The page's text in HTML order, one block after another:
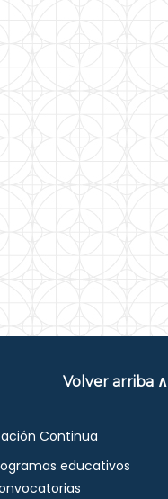
Volver arriba ∧
Continua
educativos